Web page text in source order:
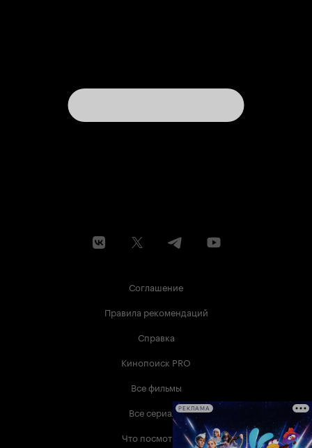
Соглашение
Правила рекомендаций
Справка
Кинопоиск PRO
Все фильмы
Все сериалы
Что посмотреть
РЕКЛАМА